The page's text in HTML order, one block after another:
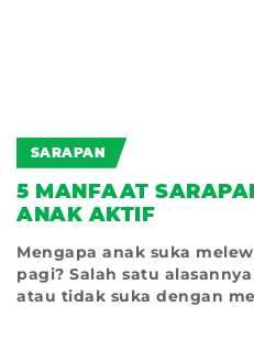
SARAPAN
5 MANFAAT
ANAK AKTIF
Mengapa anak suka
pagi? Salah satu
atau tidak suka dengan